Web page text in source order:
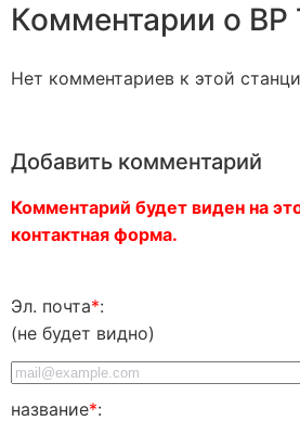
Комментарии о BP
Нет комментариев к этой
Добавить комментарий
Комментарий будет виден на
контактная форма.
Эл. почта*:
(не будет видно)
название*: